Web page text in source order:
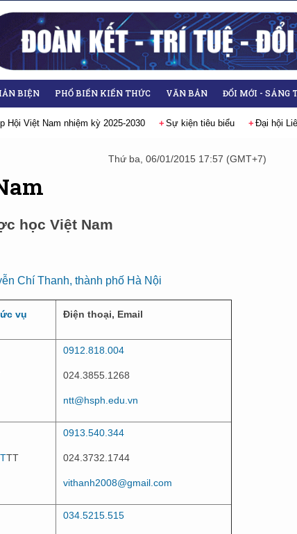
BIỆN PHỔ BIẾN KIẾN THỨC VĂN BẢN ĐỔI MỚI - SÁNG
Hội Việt Nam nhiệm kỳ 2025-2030 Sự kiện tiêu biểu Đại hội
Thứ ba, 06/01/2015 17:57 (GMT+7)
học Việt Nam
Chí Thanh, thành phố Hà Nội
vụ Điện thoại, Email
0912.818.004
024.3855.1268
ntt@hsph.edu.vn
TT
0913.540.344
024.3732.1744
vithanh2008@gmail.com
034.5215.515